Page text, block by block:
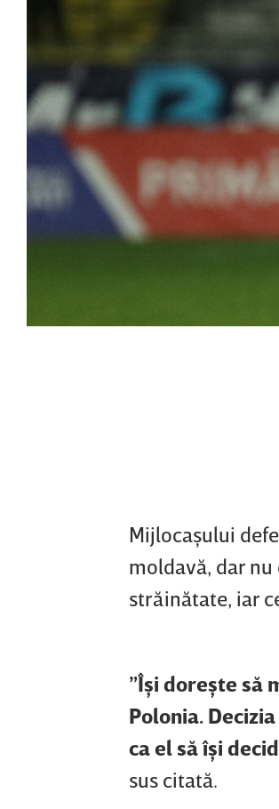
Mijlocaşului
moldavă, dar
străinătate, iar
”Îşi doreşte să
Polonia.
ca el să îşi
sus citată.